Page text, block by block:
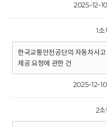
2025-12-10
1소
한국교통안전공단의 자동차사
제공 요청에 관한 건
2025-12-10
2소